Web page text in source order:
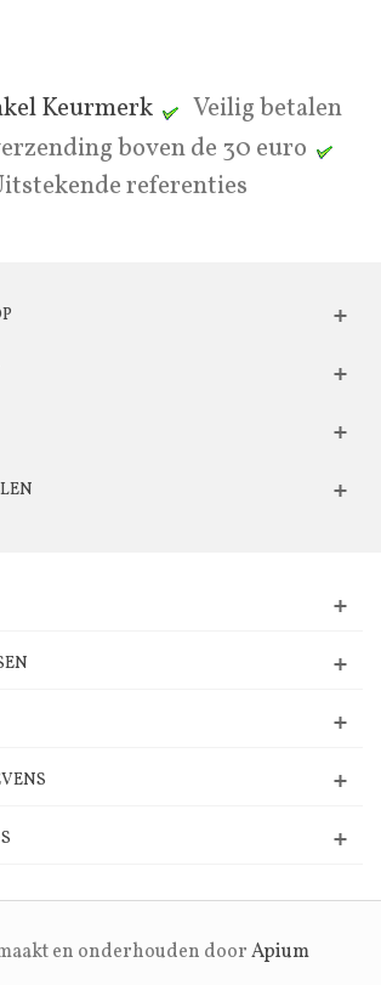
Keurmerk
Veilig betalen
boven de 30 euro
referenties
en onderhouden doorApium